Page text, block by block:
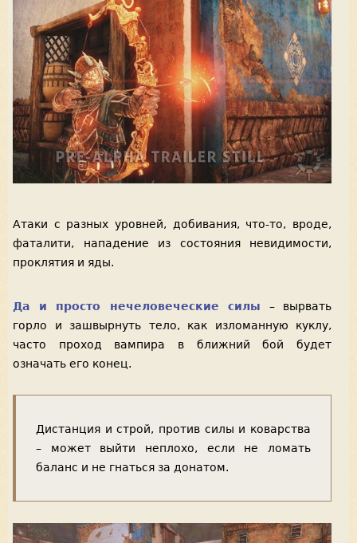
Атаки с разных уровней, добивания, что-то, вроде,
фаталити, нападение из состояния невидимости,
проклятия и яды.
Да и просто нечеловеческие силы – вырвать
горло и зашвырнуть тело, как изломанную куклу,
часто проход вампира в ближний бой будет
означать его конец.
Дистанция и строй, против силы и коварства
– может выйти неплохо, если не ломать
баланс и не гнаться за донатом.